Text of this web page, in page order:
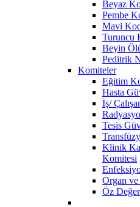
Beyaz
Pembe
Mavi
Turuncu
Beyin
Peditrik
Komiteler
Eğitim
Hasta
İş/
Tesis
Klinik
Komitesi
Organ
Öz